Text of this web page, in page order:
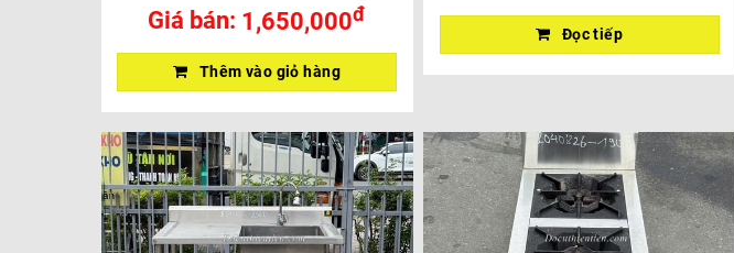
Giá bán: 1,650,000đ
Thêm vào giỏ hàng
Đọc tiếp